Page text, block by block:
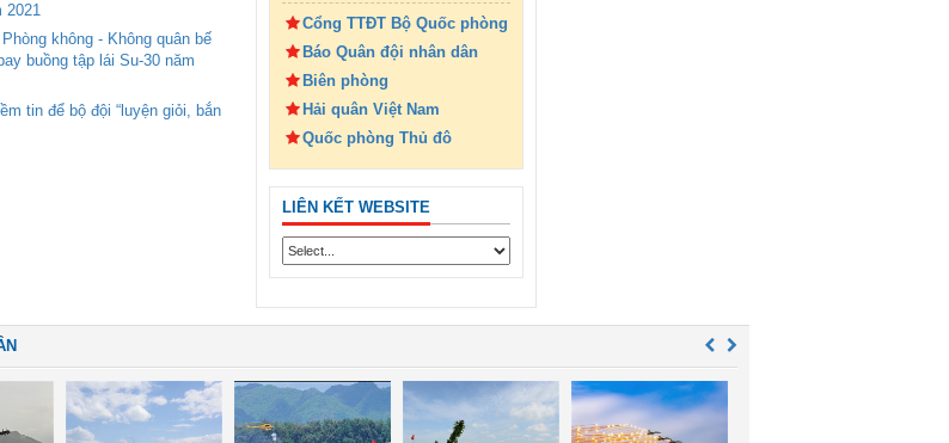
2021
không - Không quân bế
buồng tập lái Su-30 năm
tin để bộ đội “luyện giỏi, bắn
Cổng TTĐT Bộ Quốc phòng
Báo Quân đội nhân dân
Biên phòng
Hải quân Việt Nam
Quốc phòng Thủ đô
LIÊN KẾT WEBSITE